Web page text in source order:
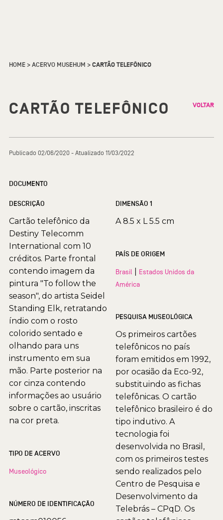
HOME>ACERVO MUSEHUM >CARTÃO TELEFÔNICO
CARTÃO TELEFÔNICO VOLTAR
Publicado 02/06/2020 - Atualizado 11/03/2022
DOCUMENTO
DESCRIÇÃO
Cartão telefônico da
Destiny Telecomm
International com 10
créditos. Parte frontal
contendo imagem da
pintura "To follow the
season", do artista Seidel
Standing Elk, retratando
índio com o rosto
colorido sentado e
olhando para uns
instrumento em sua
mão. Parte posterior na
cor cinza contendo
informações ao usuário
sobre o cartão, inscritas
na cor preta.
TIPO DE ACERVO
Museológico
NÚMERO DE IDENTIFICAÇÃO
DIMENSÃO 1
A 8.5 x L 5.5 cm
PAÍS DE ORIGEM
Brasil
Estados Unidos da
América
PESQUISA MUSEOLÓGICA
Os primeiros cartões
telefônicos no país
foram emitidos em 1992,
por ocasião da Eco-92,
substituindo as fichas
telefônicas. O cartão
telefônico brasileiro é do
tipo indutivo. A
tecnologia foi
desenvolvida no Brasil,
com os primeiros testes
sendo realizados pelo
Centro de Pesquisa e
Desenvolvimento da
Telebrás – CPqD. Os